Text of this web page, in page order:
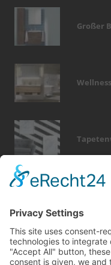
Großer
garten rund ums
wintergarten